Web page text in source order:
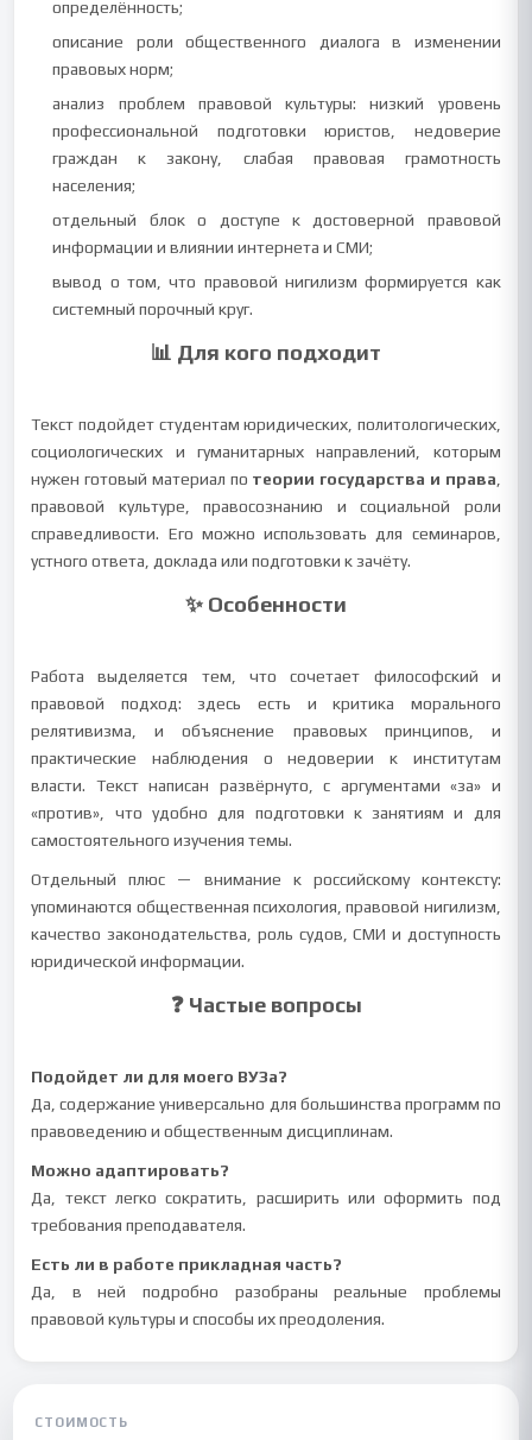
определённость;
описание роли общественного диалога в изменении
правовых норм;
анализ проблем правовой культуры: низкий уровень
профессиональной подготовки юристов, недоверие
граждан к закону, слабая правовая грамотность
населения;
отдельный блок о доступе к достоверной правовой
информации и влиянии интернета и СМИ;
вывод о том, что правовой нигилизм формируется как
системный порочный круг.
📊 Для кого подходит
Текст подойдет студентам юридических, политологических,
социологических и гуманитарных направлений, которым
нужен готовый материал по теории государства и права
правовой культуре, правосознанию и социальной роли
справедливости. Его можно использовать для семинаров,
устного ответа, доклада или подготовки к зачёту.
✨ Особенности
Работа выделяется тем, что сочетает философский и
правовой подход: здесь есть и критика морального
релятивизма, и объяснение правовых принципов, и
практические наблюдения о недоверии к институтам
власти. Текст написан развёрнуто, с аргументами «за» и
«против», что удобно для подготовки к занятиям и для
самостоятельного изучения темы.
Отдельный плюс — внимание к российскому контексту:
упоминаются общественная психология, правовой нигилизм,
качество законодательства, роль судов, СМИ и доступность
юридической информации.
❓ Частые вопросы
Подойдет ли для моего ВУЗа?
Да, содержание универсально для большинства программ по
правоведению и общественным дисциплинам.
Можно адаптировать?
Да, текст легко сократить, расширить или оформить под
требования преподавателя.
Есть ли в работе прикладная часть?
Да, в ней подробно разобраны реальные проблемы
правовой культуры и способы их преодоления.
СТОИМОСТЬ